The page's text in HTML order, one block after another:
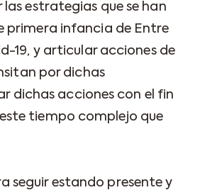
estrategias que se han
primera infancia de Entre
19, y articular acciones de
por dichas
dichas acciones con el fin
tiempo complejo que
seguir estando presente y